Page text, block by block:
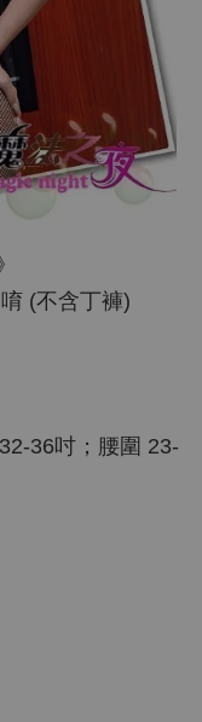
(不含丁褲)
36吋；腰圍 23-